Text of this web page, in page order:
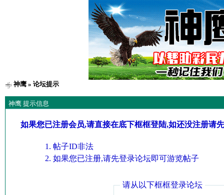
神鹰» 论坛提示
神鹰 提示信息
如果您已注册会员,请直接在底下框框登陆,如还没注册请
帖子ID非法
如果您已注册,请先登录论坛即可游览帖子
请从以下框框登录论坛